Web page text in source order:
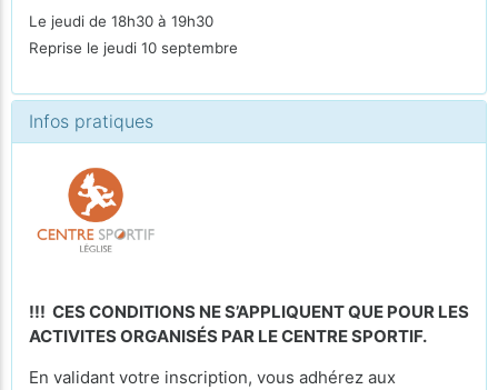
Le jeudi de 18h30 à 19h30
Reprise le jeudi 10 septembre
Infos pratiques
!!! CES CONDITIONS NE S’APPLIQUENT QUE POUR LES
ACTIVITES ORGANISÉS PAR LE CENTRE SPORTIF.
En validant votre inscription, vous adhérez aux